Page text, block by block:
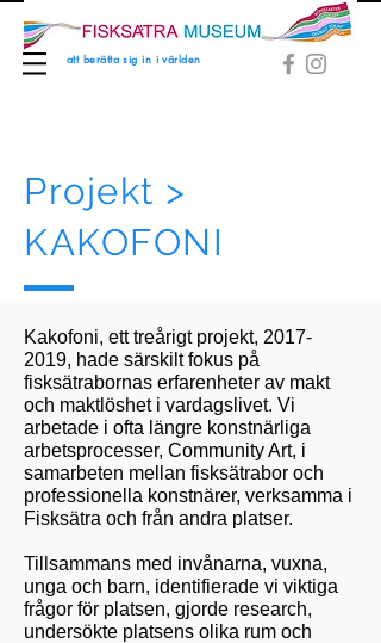
att berätta sig in i världen
Projekt >
KAKOFONI
Kakofoni, ett treårigt projekt, 2017-
2019, hade särskilt fokus på
fisksätrabornas erfarenheter av makt
och maktlöshet i vardagslivet. Vi
arbetade i ofta längre konstnärliga
arbetsprocesser, Community Art, i
samarbeten mellan fisksätrabor och
professionella konstnärer, verksamma i
Fisksätra och från andra platser.
Tillsammans med invånarna, vuxna,
unga och barn, identifierade vi viktiga
frågor för platsen, gjorde research,
undersökte platsens olika rum och